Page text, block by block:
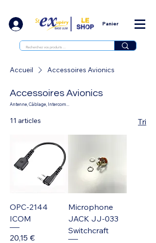
Panier
Accueil Accessoires Avionics
Accessoires Avionics
Antenne, Câblage, Intercom...
11 articles Tri
OPC-2144
ICOM
Prix
20,15 €
Microphone
JACK JJ-033
Switchcraft